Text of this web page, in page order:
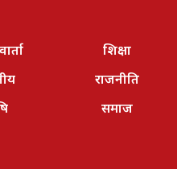
शिक्षा
राजनीति
समाज